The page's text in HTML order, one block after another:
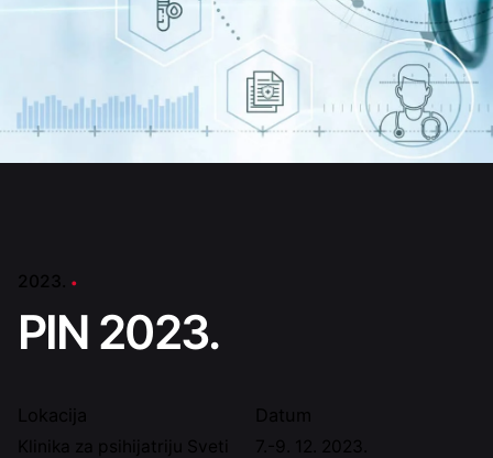
2023.
PIN 2023.
Lokacija
Klinika za psihijatriju Sveti
Datum
7.-9. 12. 2023.